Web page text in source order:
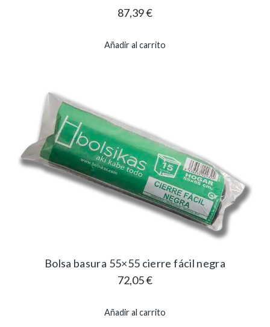
87,39€
Añadir al carrito
Bolsa basura 55×55 cierre fácil negra
72,05€
Añadir al carrito